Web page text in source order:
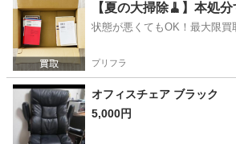
世田谷区 上町駅 椅子
【夏の大掃除🧹】本処分
状態が悪くてもOK！最大限買
プリフラ
オフィスチェア ブラック
5,000円